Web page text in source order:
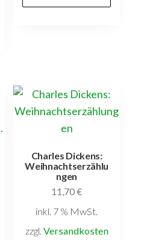
Charles Dickens:
Weihnachtserzählu
ngen
11,70€
inkl. 7 % MwSt.
zzgl. Versandkosten